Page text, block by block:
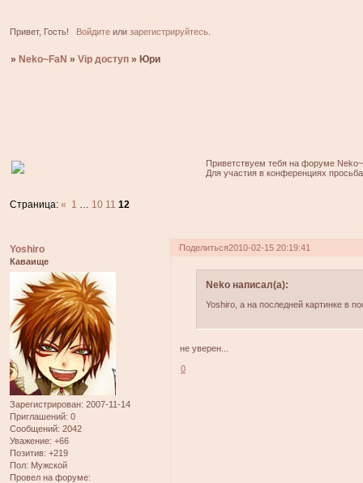
Привет, Гость! Войдитеили зарегистрируйтесь.
» Neko~FaN »Vip доступ » Юри
Приветствуем тебя на форуме
Для участия в конференциях
Страница:« 1 … 10 11 12
Поделиться2010-02-15 20:19:41
Yoshiro
Каваище
Зарегистрирован: 2007-11-14
Приглашений: 0
Сообщений: 2042
Уважение: +66
Позитив: +219
Пол: Мужской
Провел на форуме:
Neko написал(а):
Yoshiro, а на последней картинке в
не уверен...
0